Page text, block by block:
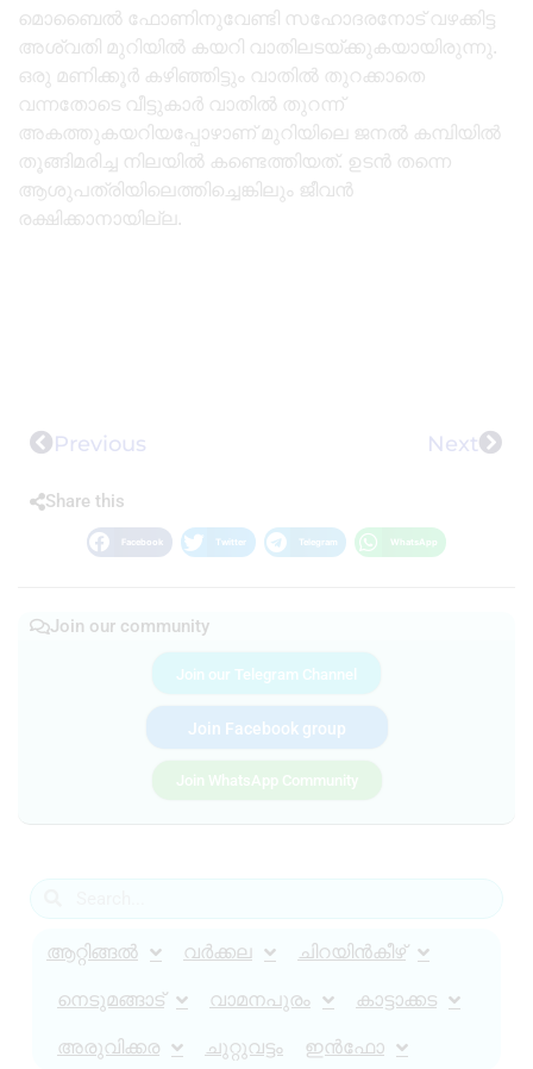
മൊബൈല്‍ ഫോണിനുവേണ്ടി സഹോദരനോട് വഴക്കിട്ട
അശ്വതി മുറിയില്‍ കയറി വാതിലടയ്ക്കുകയായിരുന്നു.
ഒരു മണിക്കൂര്‍ കഴിഞ്ഞിട്ടും വാതില്‍ തുറക്കാതെ
വന്നതോടെ വീട്ടുകാര്‍ വാതില്‍ തുറന്ന്
അകത്തുകയറിയപ്പോഴാണ് മുറിയിലെ ജനല്‍ കമ്പിയില്‍
തൂങ്ങിമരിച്ച നിലയില്‍ കണ്ടെത്തിയത്. ഉടന്‍ തന്നെ
ആശുപത്രിയിലെത്തിച്ചെങ്കിലും ജീവന്‍
രക്ഷിക്കാനായില്ല.
Previous Next
Share this
Facebook Twitter Telegram WhatsApp
Join our community
Join our Telegram Channel
Join Facebook group
Join WhatsApp Community
ആറ്റിങ്ങൽ വർക്കല ചിറയിൻകീഴ്
നെടുമങ്ങാട് വാമനപുരം കാട്ടാക്കട
അരുവിക്കര ചുറ്റുവട്ടം ഇൻഫോ